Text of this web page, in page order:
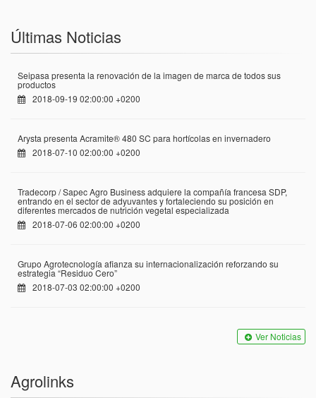
Últimas Noticias
Seipasa presenta la renovación de la imagen de marca de todos sus
productos
2018-09-19 02:00:00 +0200
Arysta presenta Acramite® 480 SC para hortícolas en invernadero
2018-07-10 02:00:00 +0200
Tradecorp / Sapec Agro Business adquiere la compañía francesa SDP,
entrando en el sector de adyuvantes y fortaleciendo su posición en
diferentes mercados de nutrición vegetal especializada
2018-07-06 02:00:00 +0200
Grupo Agrotecnología afianza su internacionalización reforzando su
estrategia “Residuo Cero”
2018-07-03 02:00:00 +0200
Ver Noticias
Agrolinks